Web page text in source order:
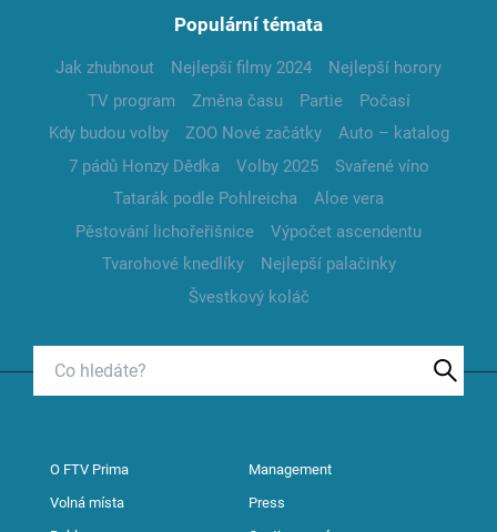
Populární témata
Jak zhubnout Nejlepší filmy 2024
Nejlepší horory
TV program
Změna času Partie
Počasí
Kdy budou volby
ZOO Nové začátky
Auto – katalog
7 pádů Honzy Dědka
Volby 2025
Svařené víno
Tatarák podle Pohlreicha
Aloe vera
Pěstování lichořeřišnice
Výpočet ascendentu
Tvarohové knedlíky
Nejlepší palačinky
Švestkový koláč
O FTV Prima Management
Volná místa Press